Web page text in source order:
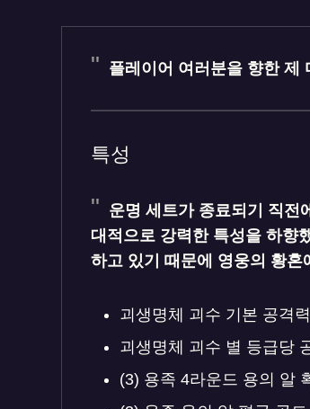
플레이어 여러분을 향한 제
특성
운명 세트가 종료되기 직전
대적으로 강력한 특성을 하향
하고 있기 때문에 영웅의 황
괴생명체 괴수 기본 공격
괴생명체 괴수 별 등급당
(3) 용족 4라운드 용의 알